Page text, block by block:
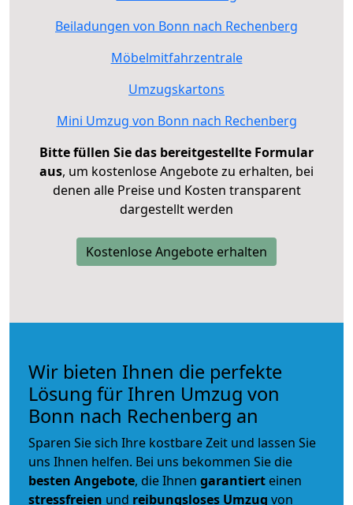
Beiladungen von Bonn nach Rechenberg
Möbelmitfahrzentrale
Umzugskartons
Mini Umzug von Bonn nach Rechenberg
Bitte füllen Sie das bereitgestellte Formular
aus, um kostenlose Angebote zu erhalten, bei
denen alle Preise und Kosten transparent
dargestellt werden
Kostenlose Angebote erhalten
Wir bieten Ihnen die perfekte
Lösung für Ihren Umzug von
Bonn nach Rechenberg an
Sparen Sie sich Ihre kostbare Zeit und lassen Sie
uns Ihnen helfen. Bei uns bekommen Sie die
besten Angebote, die Ihnen garantiert einen
stressfreien und reibungsloses Umzug von